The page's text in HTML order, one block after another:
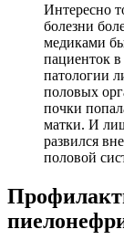
Интересно
болезни
медиками
пациенток
патологии
половых
почки
матки. И
развился
половой